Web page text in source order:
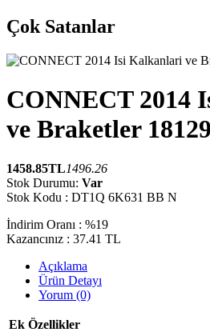
Çok Satanlar
CONNECT 2014
ve Braketler
1458.85TL1496.26
Stok Durumu: Var
Stok Kodu : DT1Q 6K631 BB N
İndirim Oranı : %19
Kazancınız : 37.41 TL
Açıklama
Ürün Detayı
Yorum (0)
Ek Özellikler